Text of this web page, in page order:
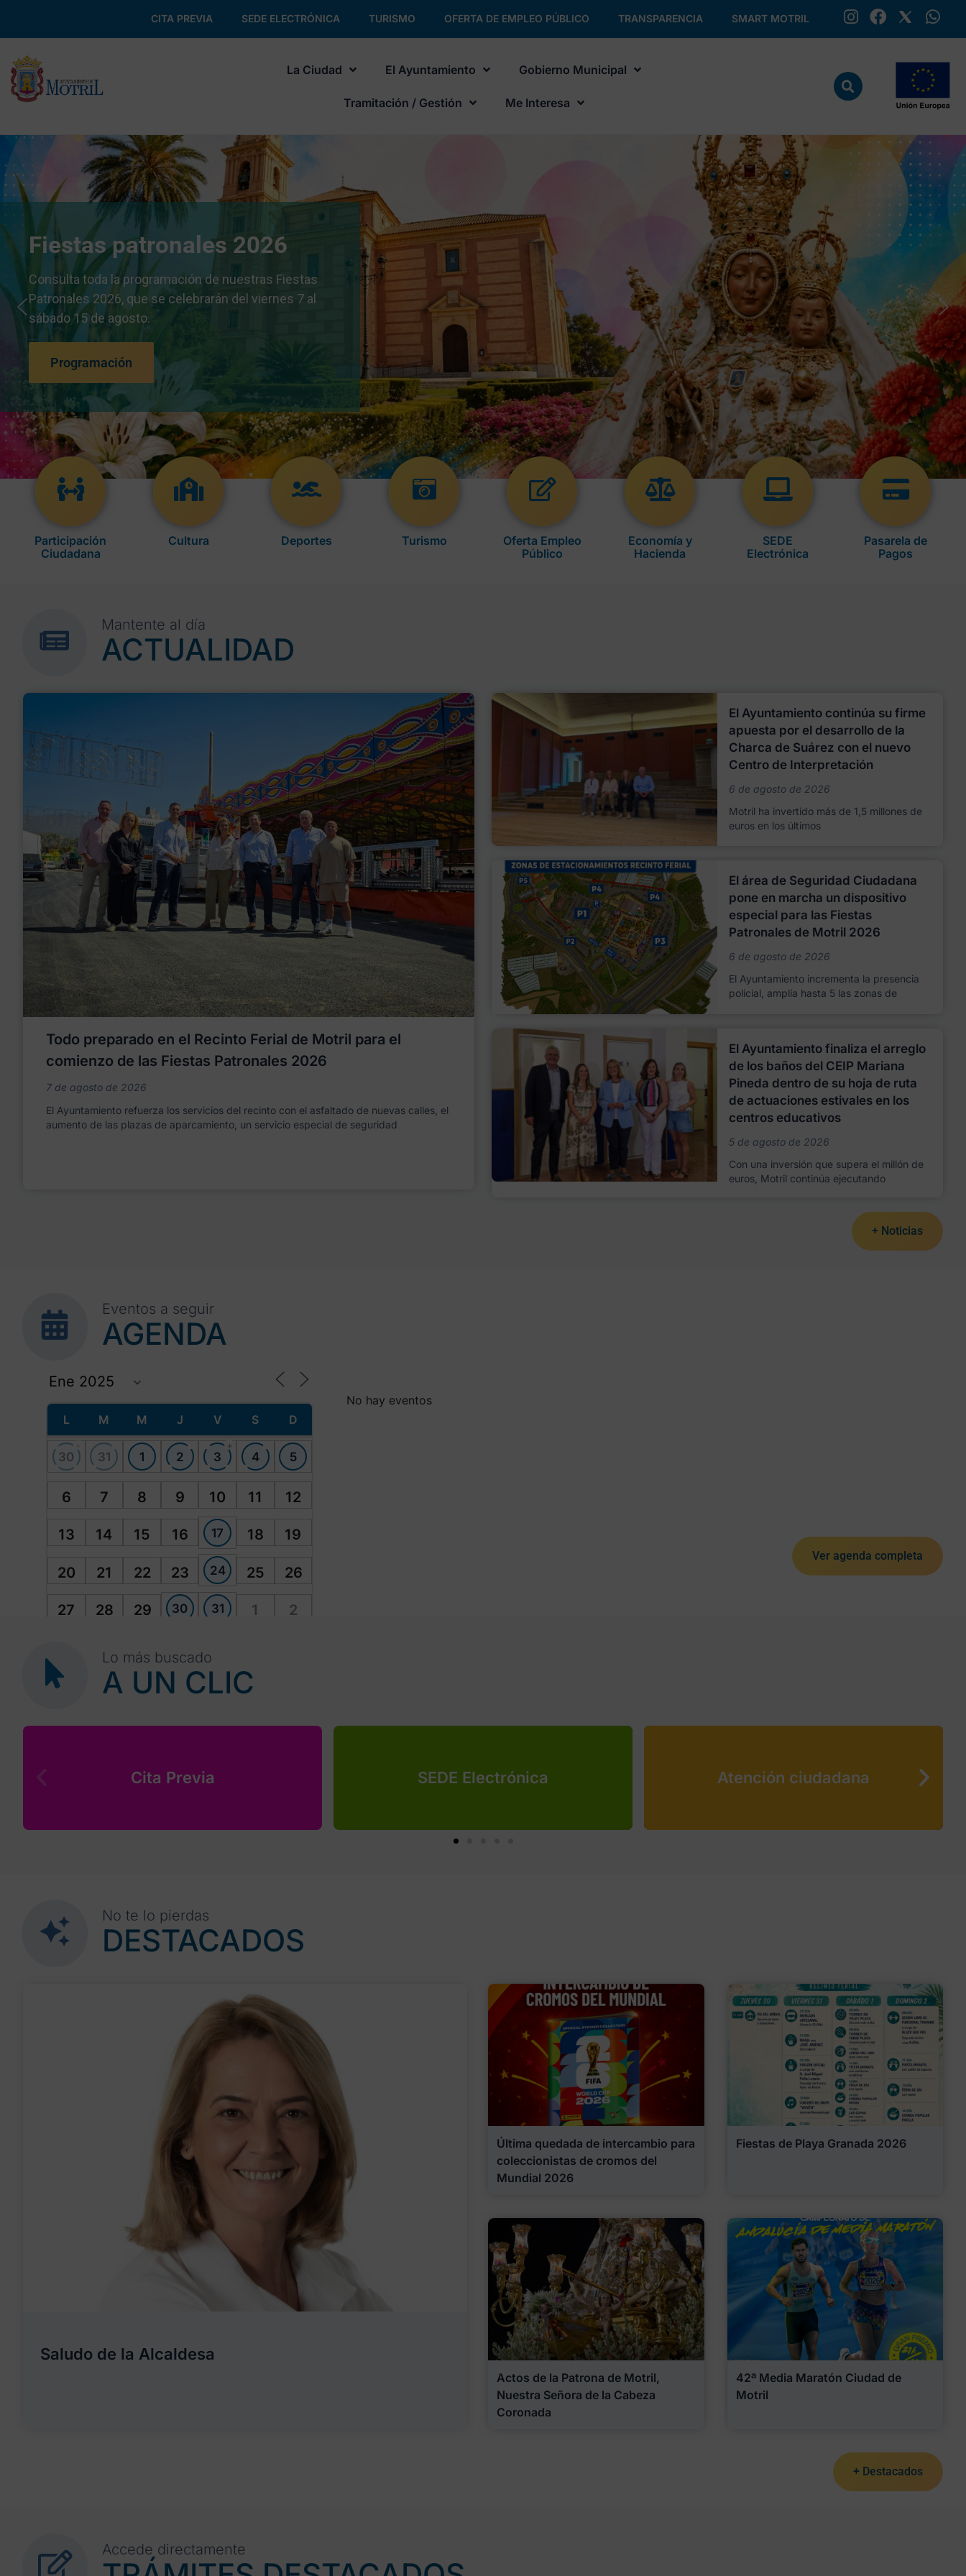
CITA PREVIA SEDE ELECTRÓNICA TURISMO OFERTA DE EMPLEO PÚBLICO TRANSPARENCIA SMART MOTRIL
La Ciudad El Ayuntamiento Gobierno Municipal
Tramitación / Gestión Me Interesa
Fiestas patronales 2026
Consulta toda la programación de nuestras Fiestas
Patronales 2026, que se celebrarán del viernes 7 al
sábado 15 de agosto.
Programación
Participación
Ciudadana
Cultura Deportes Turismo
Oferta Empleo
Público
Economía y
Hacienda
SEDE
Electrónica
Pasarela de
Pagos
Mantente al día
ACTUALIDAD
Todo preparado en el Recinto Ferial de Motril para el
comienzo de las Fiestas Patronales 2026
7 de agosto de 2026
El Ayuntamiento refuerza los servicios del recinto con el asfaltado de nuevas calles, el
aumento de las plazas de aparcamiento, un servicio especial de seguridad
El Ayuntamiento continúa su firme
apuesta por el desarrollo de la
Charca de Suárez con el nuevo
Centro de Interpretación
6 de agosto de 2026
Motril ha invertido más de 1,5 millones de
euros en los últimos
El área de Seguridad Ciudadana
pone en marcha un dispositivo
especial para las Fiestas
Patronales de Motril 2026
6 de agosto de 2026
El Ayuntamiento incrementa la presencia
policial, amplía hasta 5 las zonas de
El Ayuntamiento finaliza el arreglo
de los baños del CEIP Mariana
Pineda dentro de su hoja de ruta
de actuaciones estivales en los
centros educativos
5 de agosto de 2026
Con una inversión que supera el millón de
euros, Motril continúa ejecutando
+ Noticias
Eventos a seguir
AGENDA
L M M J V S D
30 31 1 2 3
+
4 5
6 7 8 9 10 11 12
13 14 15 16 17 18 19
20 21 22 23 24 25 26
27 28 29 30 31 1 2
No hay eventos
Ver agenda completa
Lo más buscado
A UN CLIC
Cita Previa SEDE Electrónica Atención ciudadana
No te lo pierdas
DESTACADOS
Saludo de la Alcaldesa
Última quedada de intercambio para
coleccionistas de cromos del
Mundial 2026
Fiestas de Playa Granada 2026
Actos de la Patrona de Motril,
Nuestra Señora de la Cabeza
Coronada
42ª Media Maratón Ciudad de
Motril
+ Destacados
Accede directamente